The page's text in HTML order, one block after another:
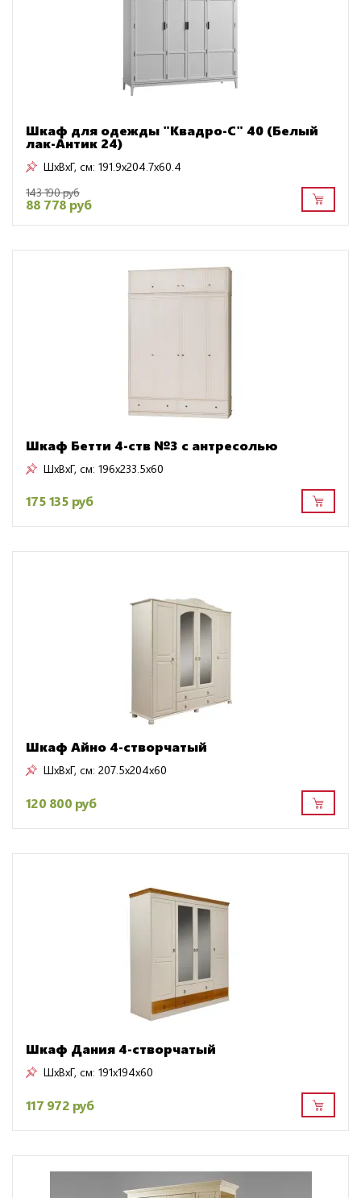
Шкаф для одежды "Квадро-С" 40 (Белый
лак-Антик 24)
ШxВxГ, см: 191.9x204.7x60.4
143 190 руб
88 778 руб
Шкаф Бетти 4-ств №3 с антресолью
ШxВxГ, см: 196x233.5x60
175 135 руб
Шкаф Айно 4-створчатый
ШxВxГ, см: 207.5x204x60
120 800 руб
Шкаф Дания 4-створчатый
ШxВxГ, см: 191x194x60
117 972 руб